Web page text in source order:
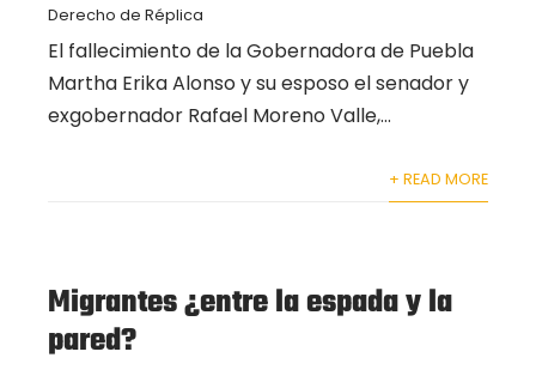
Derecho de Réplica
El fallecimiento de la Gobernadora de Puebla
Martha Erika Alonso y su esposo el senador y
exgobernador Rafael Moreno Valle,...
+ READ MORE
Migrantes ¿entre la espada y la
pared?